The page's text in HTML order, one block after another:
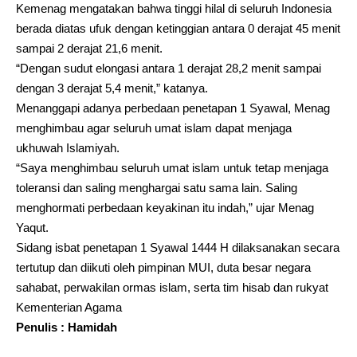
Kemenag mengatakan bahwa tinggi hilal di seluruh Indonesia
berada diatas ufuk dengan ketinggian antara 0 derajat 45 menit
sampai 2 derajat 21,6 menit.
“Dengan sudut elongasi antara 1 derajat 28,2 menit sampai
dengan 3 derajat 5,4 menit,” katanya.
Menanggapi adanya perbedaan penetapan 1 Syawal, Menag
menghimbau agar seluruh umat islam dapat menjaga
ukhuwah Islamiyah.
“Saya menghimbau seluruh umat islam untuk tetap menjaga
toleransi dan saling menghargai satu sama lain. Saling
menghormati perbedaan keyakinan itu indah,” ujar Menag
Yaqut.
Sidang isbat penetapan 1 Syawal 1444 H dilaksanakan secara
tertutup dan diikuti oleh pimpinan MUI, duta besar negara
sahabat, perwakilan ormas islam, serta tim hisab dan rukyat
Kementerian Agama
Penulis : Hamidah